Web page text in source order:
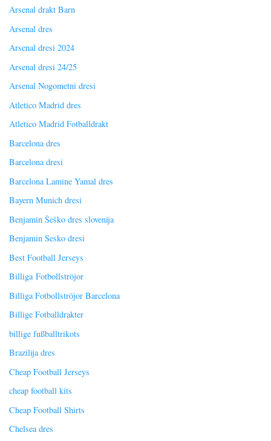
Arsenal drakt Barn
Arsenal dres
Arsenal dresi 2024
Arsenal dresi 24/25
Arsenal Nogometni dresi
Atletico Madrid dres
Atletico Madrid Fotballdrakt
Barcelona dres
Barcelona dresi
Barcelona Lamine Yamal dres
Bayern Munich dresi
Benjamin Šeško dres slovenija
Benjamin Sesko dresi
Best Football Jerseys
Billiga Fotbollströjor
Billiga Fotbollströjor Barcelona
Billige Fotballdrakter
billige fußballtrikots
Brazilija dres
Cheap Football Jerseys
cheap football kits
Cheap Football Shirts
Chelsea dres